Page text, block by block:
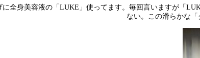
全身美容液の「LUKE」使ってます。毎回言いますが「
ない。この滑らかな「